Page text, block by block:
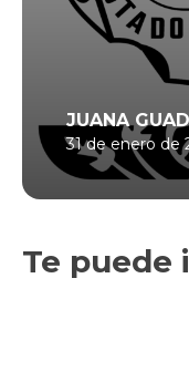
JUANA
31 de enero de
Te puede